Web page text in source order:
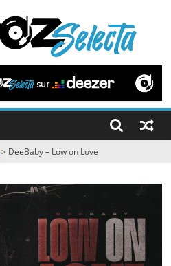
> DeeBaby – Low on Love